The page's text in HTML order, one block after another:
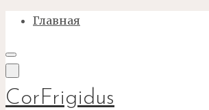
Перейти
содержимому
Главная
CorFrigidus